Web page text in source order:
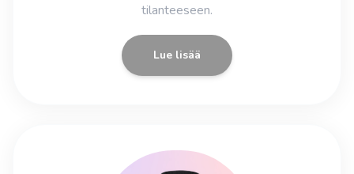
tilanteeseen.
Lue lisää